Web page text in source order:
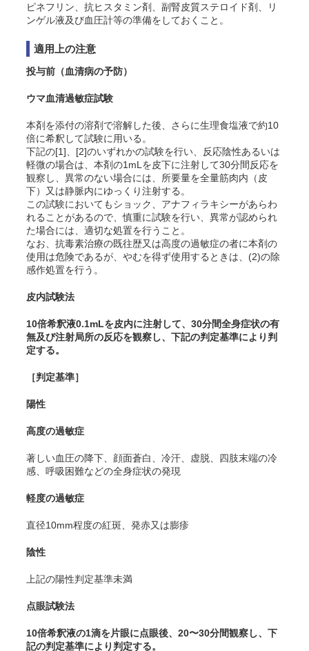
ピネフリン、抗ヒスタミン剤、副腎皮質ステロイド剤、リ
ンゲル液及び血圧計等の準備をしておくこと。
適用上の注意
投与前（血清病の予防）
ウマ血清過敏症試験
本剤を添付の溶剤で溶解した後、さらに生理食塩液で約10
倍に希釈して試験に用いる。
下記の[1]、[2]のいずれかの試験を行い、反応陰性あるいは
軽微の場合は、本剤の1mLを皮下に注射して30分間反応を
観察し、異常のない場合には、所要量を全量筋肉内（皮
下）又は静脈内にゆっくり注射する。
この試験においてもショック、アナフィラキシーがあらわ
れることがあるので、慎重に試験を行い、異常が認められ
た場合には、適切な処置を行うこと 。
なお、抗毒素治療の既往歴又は高度の過敏症の者に本剤の
使用は危険であるが、やむを得ず使用するときは、(2)の除
感作処置を行う。
皮内試験法
10倍希釈液0.1mLを皮内に注射して、30分間全身症状の有
無及び注射局所の反応を観察し、下記の判定基準により判
定する。
［判定基準］
陽性
高度の過敏症
著しい血圧の降下、顔面蒼白、冷汗、虚脱、四肢末端の冷
感、呼吸困難などの全身症状の発現
軽度の過敏症
直径10mm程度の紅斑、発赤又は膨疹
陰性
上記の陽性判定基準未満
点眼試験法
10倍希釈液の1滴を片眼に点眼後、20〜30分間観察し、下
記の判定基準により判定する。